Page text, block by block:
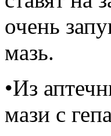
очень
мазь.
•Из
мази с